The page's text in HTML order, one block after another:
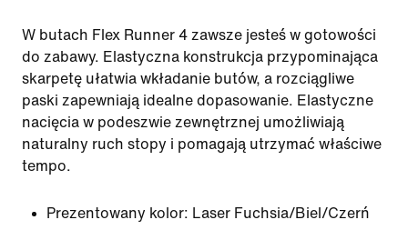
W butach Flex Runner 4 zawsze jesteś w gotowości
do zabawy. Elastyczna konstrukcja przypominająca
skarpetę ułatwia wkładanie butów, a rozciągliwe
paski zapewniają idealne dopasowanie. Elastyczne
nacięcia w podeszwie zewnętrznej umożliwiają
naturalny ruch stopy i pomagają utrzymać właściwe
tempo.
Prezentowany kolor: Laser Fuchsia/Biel/Czerń